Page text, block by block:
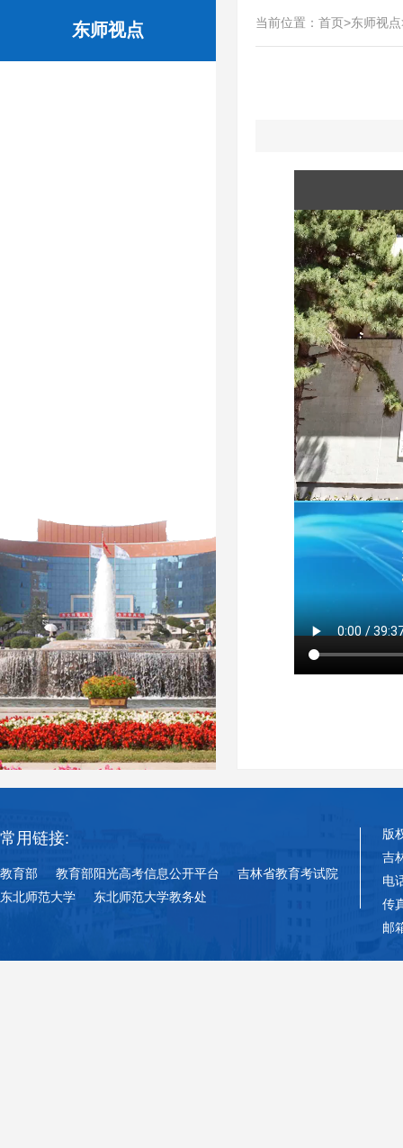
东师视点 当前位置： 首页>东师视点
常用链接:
教育部 教育部阳光高考信息公开平台
吉林省教育考试院
东北师范大学
东北师范大学教务处
版
吉
电
传
邮